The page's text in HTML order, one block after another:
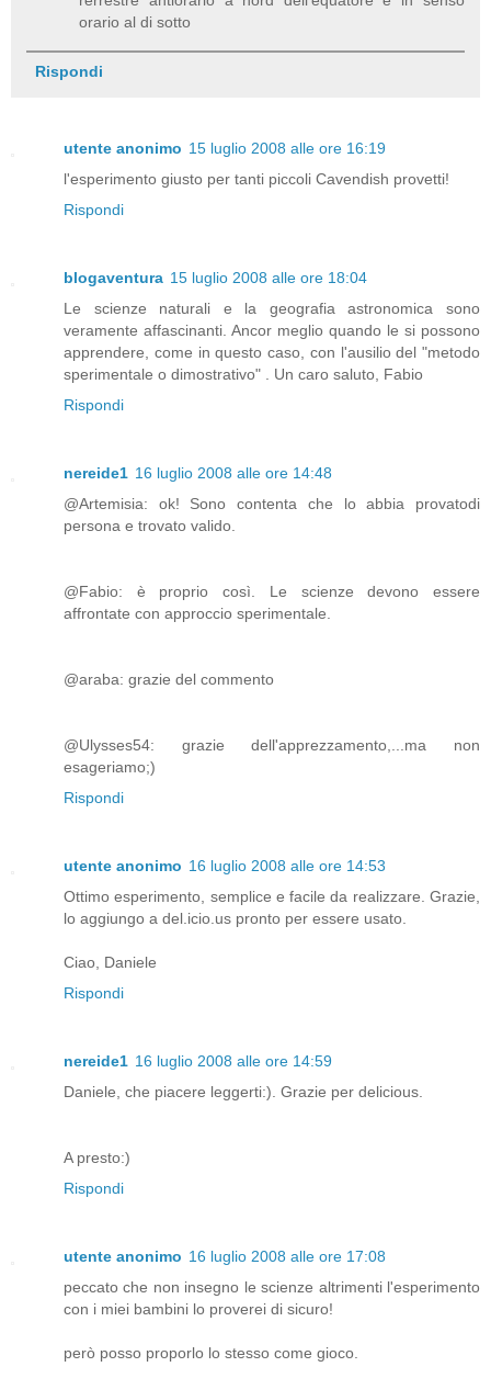
orario al di sotto
Rispondi
utente anonimo 15 luglio 2008 alle ore 16:19
l'esperimento giusto per tanti piccoli Cavendish provetti!
Rispondi
blogaventura 15 luglio 2008 alle ore 18:04
Le scienze naturali e la geografia astronomica sono
veramente affascinanti. Ancor meglio quando le si possono
apprendere, come in questo caso, con l'ausilio del "metodo
sperimentale o dimostrativo" . Un caro saluto, Fabio
Rispondi
nereide1 16 luglio 2008 alle ore 14:48
@Artemisia: ok! Sono contenta che lo abbia provatodi
persona e trovato valido.
@Fabio: è proprio così. Le scienze devono essere
affrontate con approccio sperimentale.
@araba: grazie del commento
@Ulysses54: grazie dell'apprezzamento,...ma non
esageriamo;)
Rispondi
utente anonimo 16 luglio 2008 alle ore 14:53
Ottimo esperimento, semplice e facile da realizzare. Grazie,
lo aggiungo a del.icio.us pronto per essere usato.
Ciao, Daniele
Rispondi
nereide1 16 luglio 2008 alle ore 14:59
Daniele, che piacere leggerti:). Grazie per delicious.
A presto:)
Rispondi
utente anonimo 16 luglio 2008 alle ore 17:08
peccato che non insegno le scienze altrimenti l'esperimento
con i miei bambini lo proverei di sicuro!
però posso proporlo lo stesso come gioco.